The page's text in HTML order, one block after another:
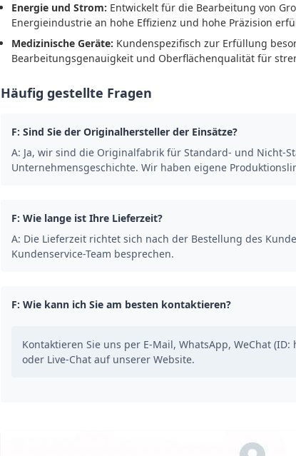
Energie und Strom: Entwickelt für die Bearbeitung von
Energieindustrie an hohe Effizienz und hohe Präzision
Medizinische Geräte: Kundenspezifisch zur Erfüllung
Bearbeitungsgenauigkeit und Oberflächenqualität für
Häufig gestellte Fragen
F: Sind Sie der Originalhersteller der Einsätze?
A: Ja, wir sind die Originalfabrik für Standard- und Nicht-
Unternehmensgeschichte. Wir haben eigene
F: Wie lange ist Ihre Lieferzeit?
A: Die Lieferzeit richtet sich nach der Bestellung des
Kundenservice-Team besprechen.
F: Wie kann ich Sie am besten kontaktieren?
Kontaktieren Sie uns per E-Mail, WhatsApp, WeChat
oder Live-Chat auf unserer Website.